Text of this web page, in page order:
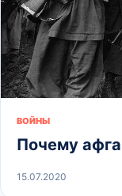
ВОЙНЫ
Почему
15.07.2020